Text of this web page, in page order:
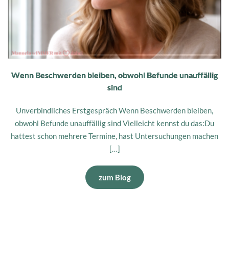
Wenn Beschwerden bleiben, obwohl Befunde unauffällig
sind
Unverbindliches Erstgespräch Wenn Beschwerden bleiben,
obwohl Befunde unauffällig sind Vielleicht kennst du das:Du
hattest schon mehrere Termine, hast Untersuchungen machen
[…]
zum Blog